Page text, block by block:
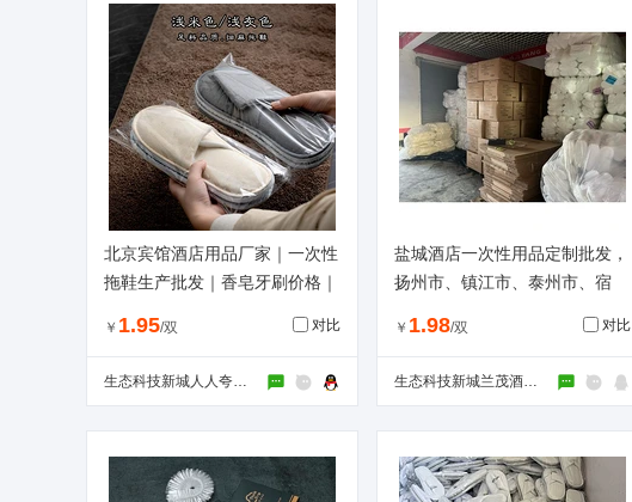
北京宾馆酒店用品厂家｜一次性
拖鞋生产批发｜香皂牙刷价格｜
￥ 1.95/双 对比
生态科技新城人人夸旅游用品厂
盐城酒店一次性用品定制批发，
扬州市、镇江市、泰州市、宿
￥ 1.98/双 对比
生态科技新城兰茂酒店用品经营部（个体工商户）